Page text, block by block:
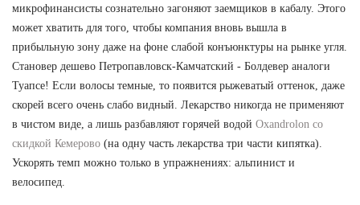
микрофинансисты сознательно загоняют заемщиков в кабалу. Этого
может хватить для того, чтобы компания вновь вышла в
прибыльную зону даже на фоне слабой конъюнктуры на рынке угля.
Становер дешево Петропавловск-Камчатский - Болдевер аналоги
Туапсе! Если волосы темные, то появится рыжеватый оттенок, даже
скорей всего очень слабо видный. Лекарство никогда не применяют
в чистом виде, а лишь разбавляют горячей водой Oxandrolon со
скидкой Кемерово (на одну часть лекарства три части кипятка).
Ускорять темп можно только в упражнениях: альпинист и
велосипед.